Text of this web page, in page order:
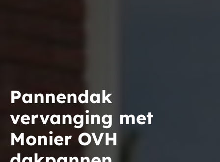
Pannendak
vervanging met
Monier OVH